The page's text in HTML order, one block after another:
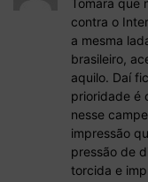
contra o
a mesma
brasileiro,
aquilo. Daí
prioridade é
nesse
impressão
pressão de
torcida e